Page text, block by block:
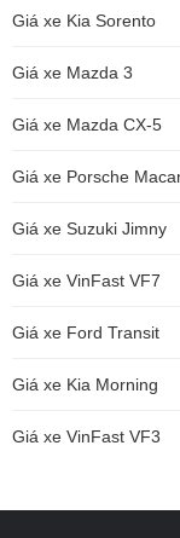
Giá xe Kia Sorento
Giá xe Mazda 3
Giá xe Mazda CX-5
Giá xe Porsche
Giá xe Suzuki Jimny
Giá xe VinFast VF7
Giá xe Ford Transit
Giá xe Kia Morning
Giá xe VinFast VF3